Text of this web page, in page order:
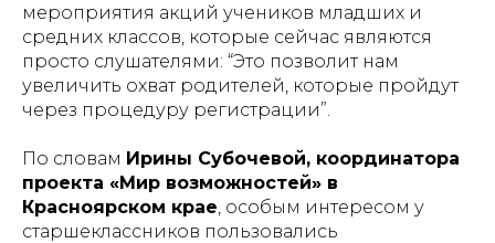
мероприятия акций учеников младших и
средних классов, которые сейчас являются
просто слушателями: “Это позволит нам
увеличить охват родителей, которые пройдут
через процедуру регистрации”.
По словам Ирины Субочевой, координатора
проекта «Мир возможностей» в
Красноярском крае , особым интересом у
старшеклассников пользовались